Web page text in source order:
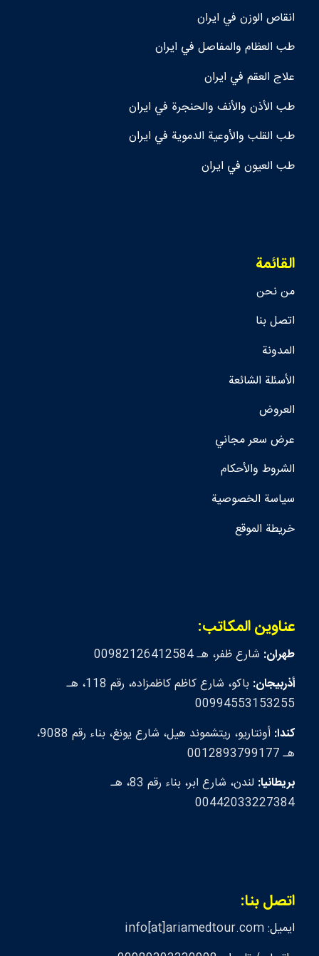
انقاص الوزن في ايران
طب العظام والمفاصل في ايران
علاج العقم في ايران
طب الأذن والأنف والحنجرة في ايران
طب القلب والأوعية الدموية في ايران
طب العيون في ايران
القائمة
من نحن
اتصل بنا
المدونة
الأسئلة الشائعة
العروض
عرض سعر مجاني
الشروط والأحكام
سياسة الخصوصية
خريطة الموقع
عناوين المكاتب:
طهران: شارع ظفر، هـ 00982126412584
أذربيجان:
باكو، شارع كاظم كاظمزاده، رقم 118، هـ
00994553153255
كندا:
أونتاريو، ريتشموند هيل، شارع يونغ، بناء رقم 9088،
هـ 0012893799177
بريطانيا:
لندن، شارع ابر، بناء رقم 83، هـ
00442033227384
اتصل بنا:
ايميل:info[at]ariamedtour.com